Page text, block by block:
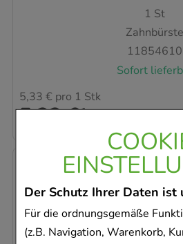
Der Schutz Ihrer Daten ist
Für die ordnungsgemäße
(z.B. Navigation, Warenkorb,
1 St
Zahnbürste
11854610
Sofort
5,33 €¹
5,33 € pro 1 Stk